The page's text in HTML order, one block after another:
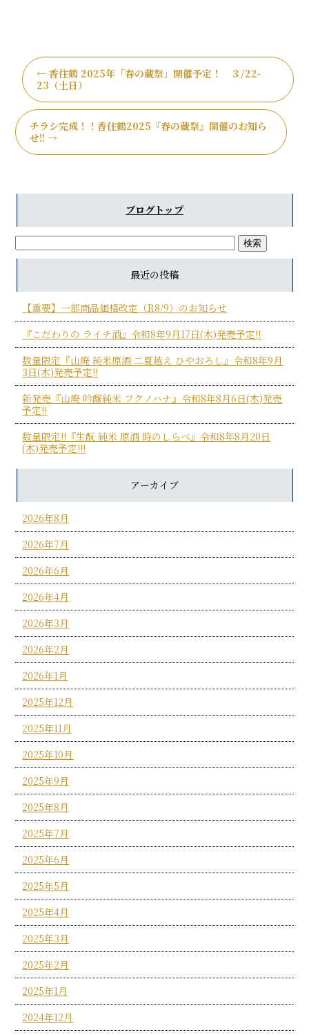
← 香住鶴 2025年「春の蔵祭」開催予定！ ３/22-
23（土日）
チラシ完成！！香住鶴2025『春の蔵祭』開催のお知ら
せ!!→
ブログトップ
最近の投稿
【重要】一部商品価格改定（R8/9）のお知らせ
『こだわりの ライチ酒』令和8年9月17日(木)発売予定!!
数量限定『山廃 純米原酒 二夏越え ひやおろし』令和8年9月
3日(木)発売予定!!
新発売『山廃 吟醸純米 フクノハナ』令和8年8月6日(木)発売
予定!!
数量限定!!『生酛 純米 原酒 時のしらべ』令和8年8月20日
(木)発売予定!!!
アーカイブ
2026年8月
2026年7月
2026年6月
2026年4月
2026年3月
2026年2月
2026年1月
2025年12月
2025年11月
2025年10月
2025年9月
2025年8月
2025年7月
2025年6月
2025年5月
2025年4月
2025年3月
2025年2月
2025年1月
2024年12月